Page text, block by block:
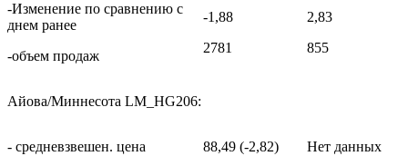
-Изменение по сравнению с
днем ранее
-объем продаж
-1,88
2781
2,83
855
Айова/Миннесота LM_HG206:
- средневзвешен. цена 88,49 (-2,82) Нет данных